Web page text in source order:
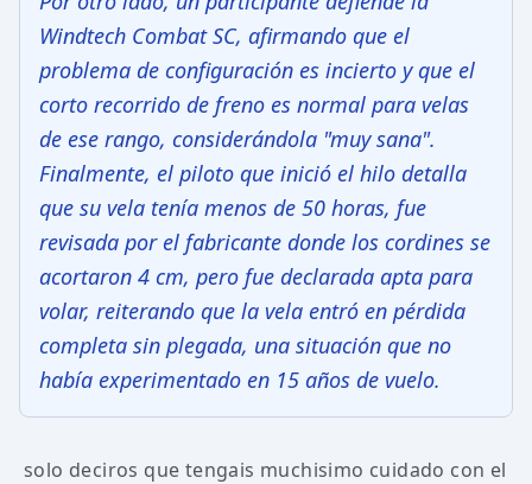
Windtech Combat SC, afirmando que el
problema de configuración es incierto y que el
corto recorrido de freno es normal para velas
de ese rango, considerándola "muy sana".
Finalmente, el piloto que inició el hilo detalla
que su vela tenía menos de 50 horas, fue
revisada por el fabricante donde los cordines se
acortaron 4 cm, pero fue declarada apta para
volar, reiterando que la vela entró en pérdida
completa sin plegada, una situación que no
había experimentado en 15 años de vuelo.
solo deciros que tengais muchisimo cuidado con el